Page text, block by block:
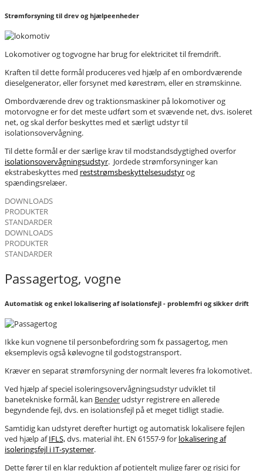
Strømforsyning til drev og hjælpeenheder
Lokomotiver og togvogne har brug for elektricitet til fremdrift.
Kraften til dette formål produceres ved hjælp af en ombordværende
dieselgenerator, eller forsynet med kørestrøm, eller en strømskinne.
Ombordværende drev og traktionsmaskiner på lokomotiver og
motorvogne er for det meste udført som et svævende net, dvs. isoleret
net, og skal derfor beskyttes med et særligt udstyr til
isolationsovervågning.
Til dette formål er der særlige krav til modstandsdygtighed overfor
isolationsovervågningsudstyr. Jordede strømforsyninger kan
ekstrabeskyttes med reststrømsbeskyttelsesudstyrog
spændingsrelæer.
DOWNLOADS
PRODUKTER
STANDARDER
DOWNLOADS
PRODUKTER
STANDARDER
Passagertog, vogne
Automatisk og enkel lokalisering af isolationsfejl - problemfri og sikker drift
Ikke kun vognene til personbefordring som fx passagertog, men
eksemplevis også kølevogne til godstogstransport.
Kræver en separat strømforsyning der normalt leveres fra lokomotivet.
Ved hjælp af speciel isoleringsovervågningsudstyr udviklet til
banetekniske formål, kan Bender udstyr registrere en allerede
begyndende fejl, dvs. en isolationsfejl på et meget tidligt stadie.
Samtidig kan udstyret derefter hurtigt og automatisk lokalisere fejlen
ved hjælp afIFLS,dvs. material iht. EN 61557-9 for lokalisering af
isoleringsfejl i IT-systemer.
Dette fører til en klar reduktion af potientelt mulige farer og risici for